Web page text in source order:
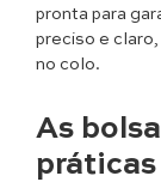
pronta para
preciso e claro,
no colo.
As